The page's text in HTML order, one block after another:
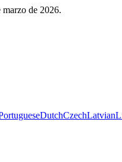
de 2026.
DutchCzechLatvian